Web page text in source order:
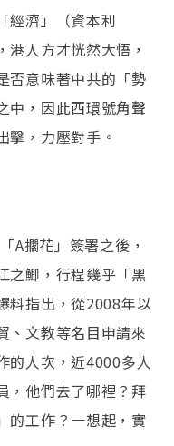
經濟」（資本利
人方才恍然大悟，
否意味著中共的「勢
中，因此西環號角聲
擊，力壓對手。
A擱花」簽署之後，
之鯽，行程幾乎「黑
料指出，從2008年以
、文教等名目申請來
的人次，近4000多人
，他們去了哪裡？拜
的工作？一想起，實